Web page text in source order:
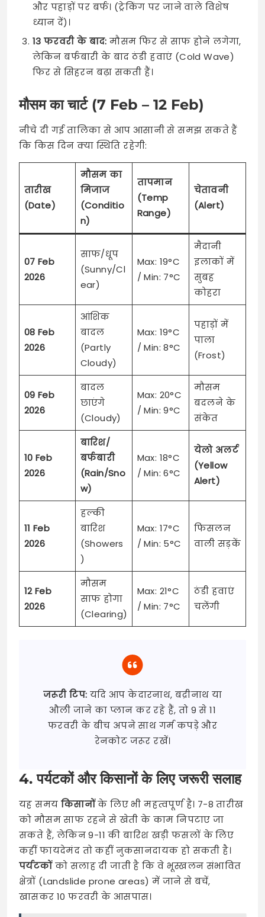
और पहाड़ों पर बर्फ। (ट्रेकिंग पर जाने वाले विशेष
ध्यान दें)।
13 फरवरी के बाद: मौसम फिर से साफ होने लगेगा,
लेकिन बर्फबारी के बाद ठंडी हवाएं (Cold Wave)
फिर से सिहरन बढ़ा सकती हैं।
मौसम का चार्ट (7 Feb – 12 Feb)
नीचे दी गई तालिका से आप आसानी से समझ सकते हैं
कि किस दिन क्या स्थिति रहेगी:
तारीख
(Date)
मौसम का
मिजाज
(Conditio
n)
तापमान
(Temp
Range)
चेतावनी
(Alert)
07 Feb
2026
साफ/धूप
(Sunny/Cl
ear)
Max: 19°C
/ Min: 7°C
मैदानी
इलाकों में
सुबह
कोहरा
08 Feb
2026
आंशिक
बादल
(Partly
Cloudy)
Max: 19°C
/ Min: 8°C
पहाड़ों में
पाला
(Frost)
09 Feb
2026
बादल
छाएंगे
(Cloudy)
Max: 20°C
/ Min: 9°C
मौसम
बदलने के
संकेत
10 Feb
2026
बारिश/
बर्फबारी
(Rain/Sno
w)
Max: 18°C
/ Min: 6°C
येलो अलर्ट
(Yellow
Alert)
11 Feb
2026
हल्की
बारिश
(Showers
)
Max: 17°C
/ Min: 5°C
फिसलन
वाली सड़कें
12 Feb
2026
मौसम
साफ होगा
(Clearing)
Max: 21°C
/ Min: 7°C
ठंडी हवाएं
चलेंगी
जरूरी टिप: यदि आप केदारनाथ, बद्रीनाथ या
औली जाने का प्लान कर रहे हैं, तो 9 से 11
फरवरी के बीच अपने साथ गर्म कपड़े और
रेनकोट जरूर रखें।
4. पर्यटकों और किसानों के लिए जरूरी सलाह
यह समय किसानोंके लिए भी महत्वपूर्ण है। 7-8 तारीख
को मौसम साफ रहने से खेती के काम निपटाए जा
सकते हैं, लेकिन 9-11 की बारिश खड़ी फसलों के लिए
कहीं फायदेमंद तो कहीं नुकसानदायक हो सकती है।
पर्यटकोंको सलाह दी जाती है कि वे भूस्खलन संभावित
क्षेत्रों (Landslide prone areas) में जाने से बचें,
खासकर 10 फरवरी के आसपास।